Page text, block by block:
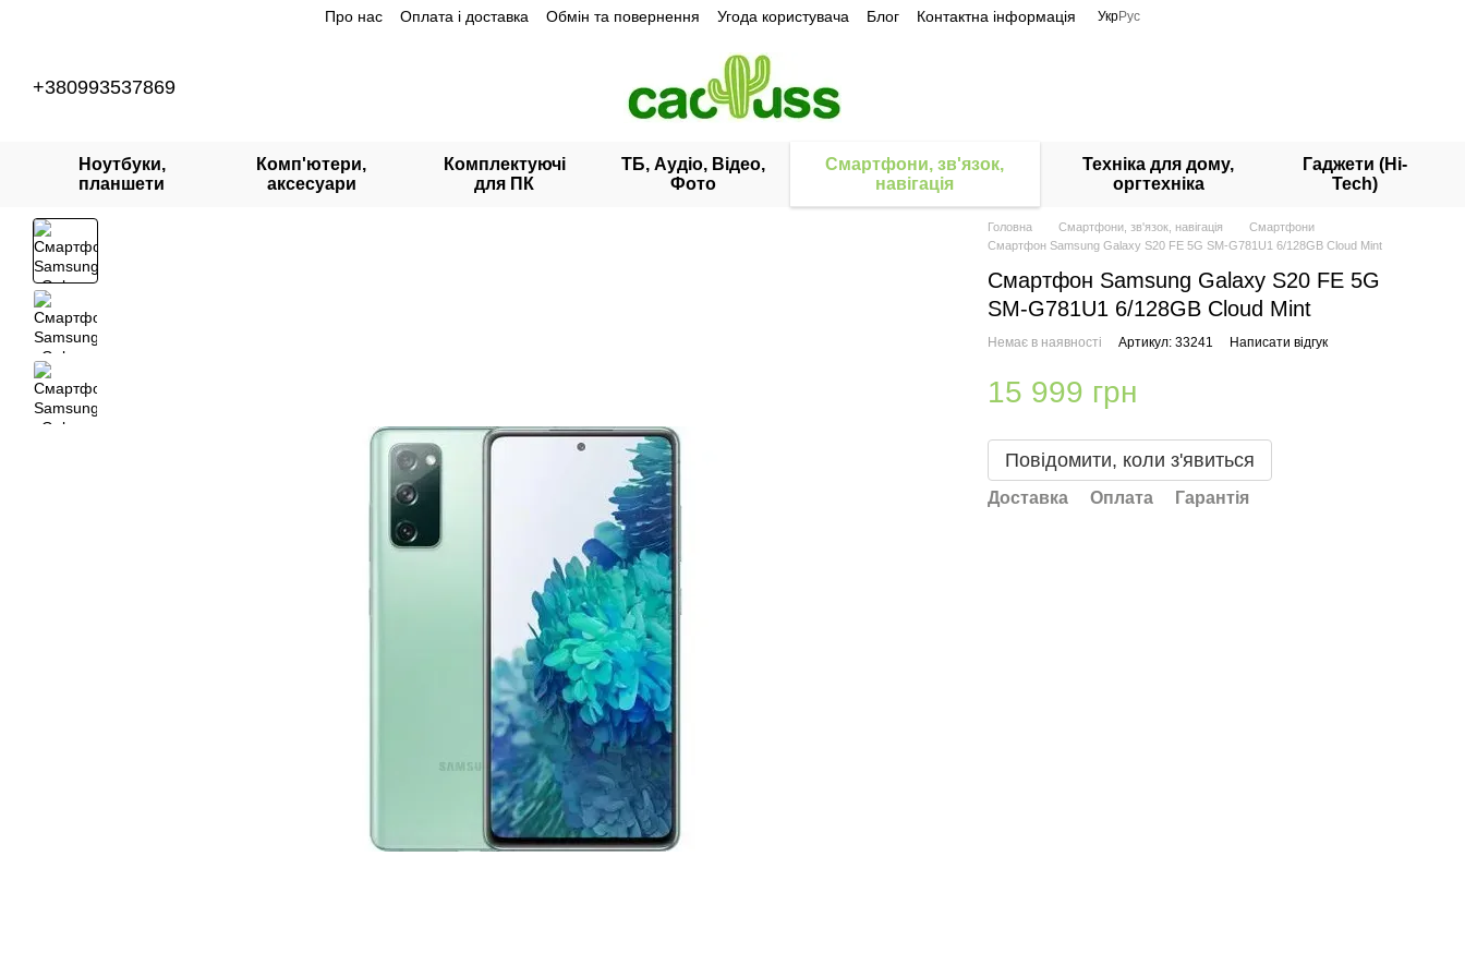
Про нас Оплата і доставка Обмін та повернення Угода користувача Блог Контактна інформація УкрРус
+380993537869
Ноутбуки,
планшети
Комп'ютери,
аксесуари
Комплектуючі
для ПК
ТБ, Аудіо, Відео,
Фото
Смартфони, зв'язок,
навігація
Техніка для дому,
оргтехніка
Гаджети (Hi-
Tech)
Головна Смартфони, зв'язок, навігація
Смартфони
Смартфон Samsung Galaxy S20 FE 5G SM-G781U1 6/128GB Cloud Mint
Смартфон Samsung Galaxy S20 FE 5G
SM-G781U1 6/128GB Cloud Mint
Немає в наявності Артикул: 33241 Написати відгук
15 999 грн
Повідомити, коли з'явиться
Доставка Оплата Гарантія